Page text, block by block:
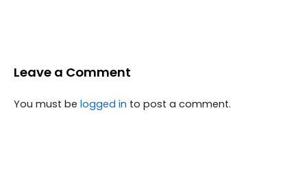
Leave a Comment
You must be logged in to post a comment.